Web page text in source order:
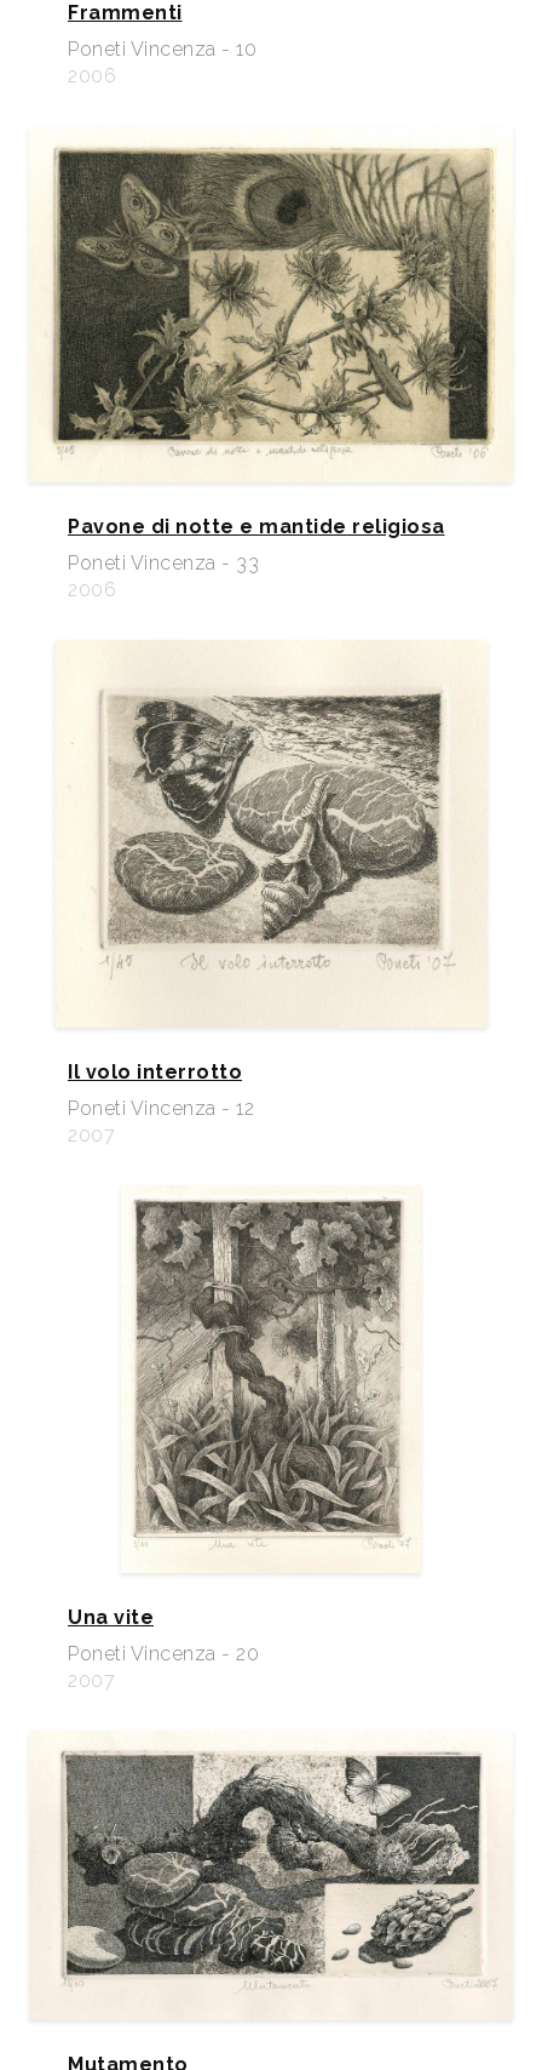
Frammenti
Poneti Vincenza - 10
2006
Pavone di notte e mantide religiosa
Poneti Vincenza - 33
2006
Il volo interrotto
Poneti Vincenza - 12
2007
Una vite
Poneti Vincenza - 20
2007
Mutamento